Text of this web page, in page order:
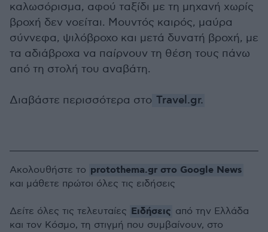
καλωσόρισμα, αφού ταξίδι με τη μηχανή χωρίς
βροχή δεν νοείται. Μουντός καιρός, μαύρα
σύννεφα, ψιλόβροχο και μετά δυνατή βροχή, με
τα αδιάβροχα να παίρνουν τη θέση τους πάνω
από τη στολή του αναβάτη.
Διαβάστε περισσότερα στο Travel.gr.
Ακολουθήστε το protothema.gr στο Google News
και μάθετε πρώτοι όλες τις ειδήσεις
Δείτε όλες τις τελευταίες Ειδήσεις από την Ελλάδα
και τον Κόσμο, τη στιγμή που συμβαίνουν, στο